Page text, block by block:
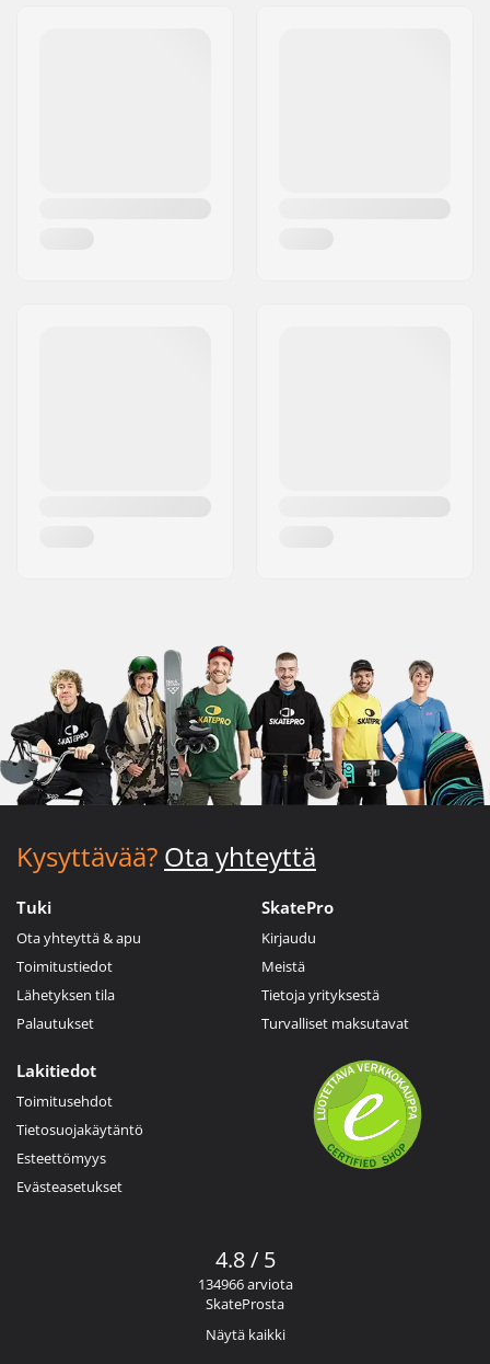
Kysyttävää? Ota yhteyttä
Tuki
Ota yhteyttä & apu
Toimitustiedot
Lähetyksen tila
Palautukset
SkatePro
Kirjaudu
Meistä
Tietoja yrityksestä
Turvalliset maksutavat
Lakitiedot
Toimitusehdot
Tietosuojakäytäntö
Esteettömyys
Evästeasetukset
4.8 / 5
134966 arviota
SkateProsta
Näytä kaikki